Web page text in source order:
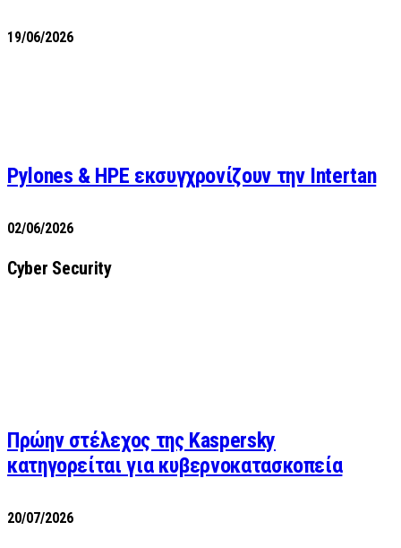
19/06/2026
Pylones & HPE εκσυγχρονίζουν την Intertan
02/06/2026
Cyber Security
Πρώην στέλεχος της Kaspersky
κατηγορείται για κυβερνοκατασκοπεία
20/07/2026